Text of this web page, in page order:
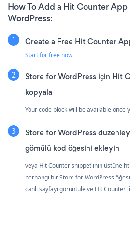
How To Add a Hit Counter App
WordPress:
Create a Free Hit Counter
Start for free now
Store for WordPress için Hit
kopyala
Your code block will be available once
Store for WordPress
gömülü kod öğesini ekleyin
veya Hit Counter snippet'inin üstüne
herhangi bir Store for WordPress
canlı sayfayı görüntüle ve Hit Counter